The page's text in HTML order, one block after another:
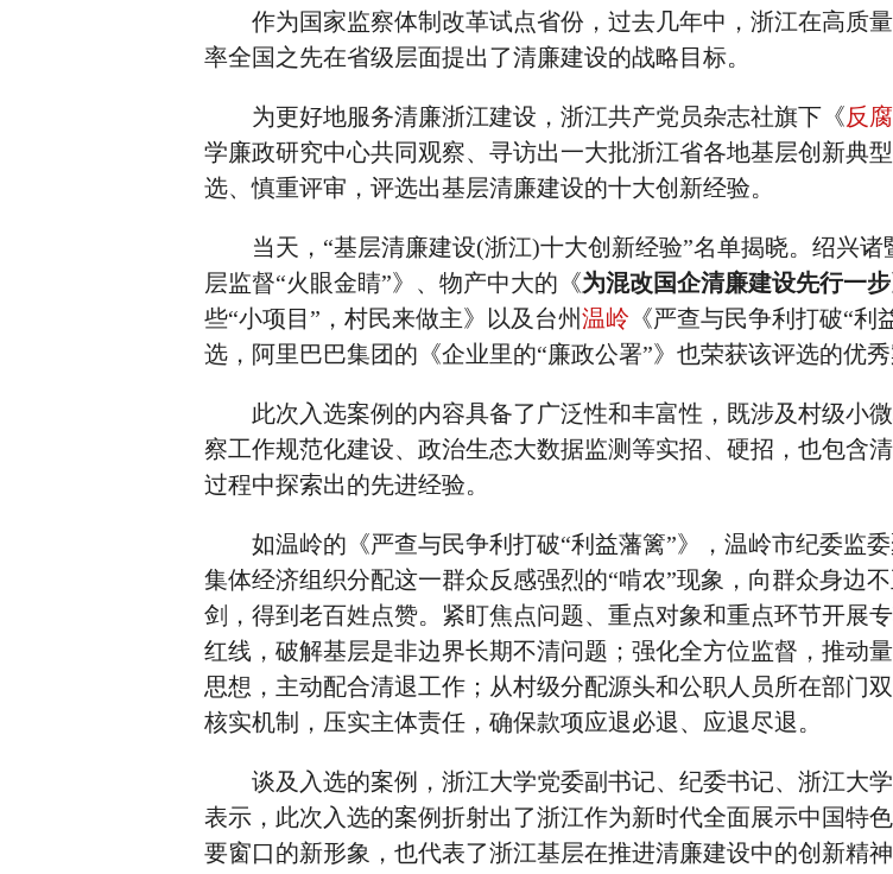
作为国家监察体制改革试点省份，过去几年中，浙江在高质量
率全国之先在省级层面提出了清廉建设的战略目标。
为更好地服务清廉浙江建设，浙江共产党员杂志社旗下《反
学廉政研究中心共同观察、寻访出一大批浙江省各地基层创新典
选、慎重评审，评选出基层清廉建设的十大创新经验。
当天，“基层清廉建设(浙江)十大创新经验”名单揭晓。绍兴诸
层监督“火眼金睛”》、物产中大的《为混改国企清廉建设先行一步
些“小项目”，村民来做主》以及台州温岭 《严查与民争利打破“利
选，阿里巴巴集团的《企业里的“廉政公署”》也荣获该评选的优秀
此次入选案例的内容具备了广泛性和丰富性，既涉及村级小
察工作规范化建设、政治生态大数据监测等实招、硬招，也包含
过程中探索出的先进经验。
如温岭的《严查与民争利打破“利益藩篱”》，温岭市纪委监委
集体经济组织分配这一群众反感强烈的“啃农”现象，向群众身边
剑，得到老百姓点赞。紧盯焦点问题、重点对象和重点环节开展
红线，破解基层是非边界长期不清问题；强化全方位监督，推动
思想，主动配合清退工作；从村级分配源头和公职人员所在部门
核实机制，压实主体责任，确保款项应退必退、应退尽退。
谈及入选的案例，浙江大学党委副书记、纪委书记、浙江大学
表示，此次入选的案例折射出了浙江作为新时代全面展示中国特
要窗口的新形象，也代表了浙江基层在推进清廉建设中的创新精